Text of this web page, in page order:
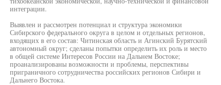
интеграции.
Выявлен и рассмотрен потенциал и структура экономики
Сибирского федерального округа в целом и отдельных регионов,
входящих в его состав: Читинская область и Агинский Бурятский
автономный округ; сделаны попытки определить их роль и место
в общей системе Интересов России на Дальнем Востоке;
проанализированы возможности и проблемы, перспективы
приграничного сотрудничества российских регионов Сибири и
Дальнего Востока.